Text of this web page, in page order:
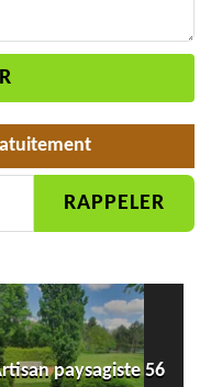
paysagiste 56